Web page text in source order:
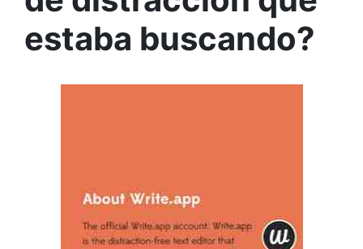
estaba buscando?